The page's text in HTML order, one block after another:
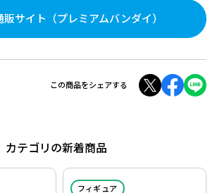
販サイト （プレミアムバンダイ）
この商品をシェアする
カテゴリの新着商品
フィギュア